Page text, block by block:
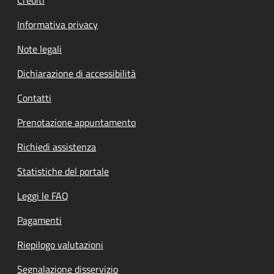
Informativa privacy
Note legali
Dichiarazione di accessibilità
Contatti
Prenotazione appuntamento
Richiedi assistenza
Statistiche del portale
Leggi le FAQ
Pagamenti
Riepilogo valutazioni
Segnalazione disservizio